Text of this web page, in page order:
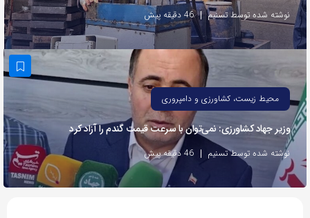
خود
به
اشتراک
بگذارید.
لینک
نوشته شده توسط تسنیم 46 دقیقه پیش
محیط زیست، کشاورزی و دامپروری
وزیر جهاد کشاورزی: نمی‌توان با سرعت قیمت گندم را آزاد کرد
نوشته شده توسط تسنیم 46 دقیقه پیش